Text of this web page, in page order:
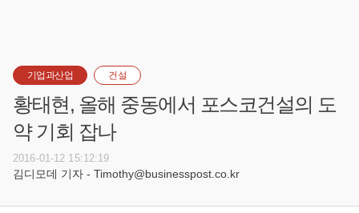
기업과산업 건설
황태현, 올해 중동에서 포스코건설의 도
약 기회 잡나
2016-01-12 15:12:19
김디모데 기자 - Timothy@businesspost.co.kr